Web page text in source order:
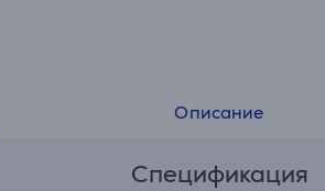
Описание
Спецификация